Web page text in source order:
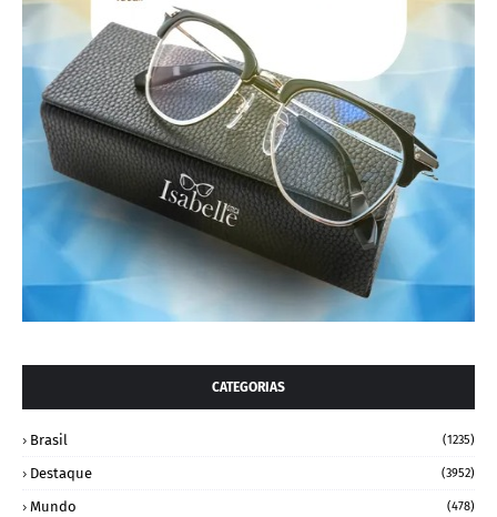
CATEGORIAS
Brasil (1235)
Destaque (3952)
Mundo (478)